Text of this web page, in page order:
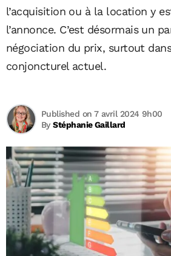
l’acquisition ou à la location y
l’annonce. C’est désormais un
négociation du prix, surtout
conjoncturel actuel.
ByStéphanie Gaillard
Published on 7 avril 2024 9h00